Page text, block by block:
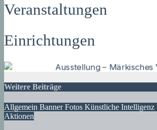
Veranstaltungen
Einrichtungen
Weitere Beiträge
Allgemein BannerFotos Künstliche Intelligenz
Aktionen